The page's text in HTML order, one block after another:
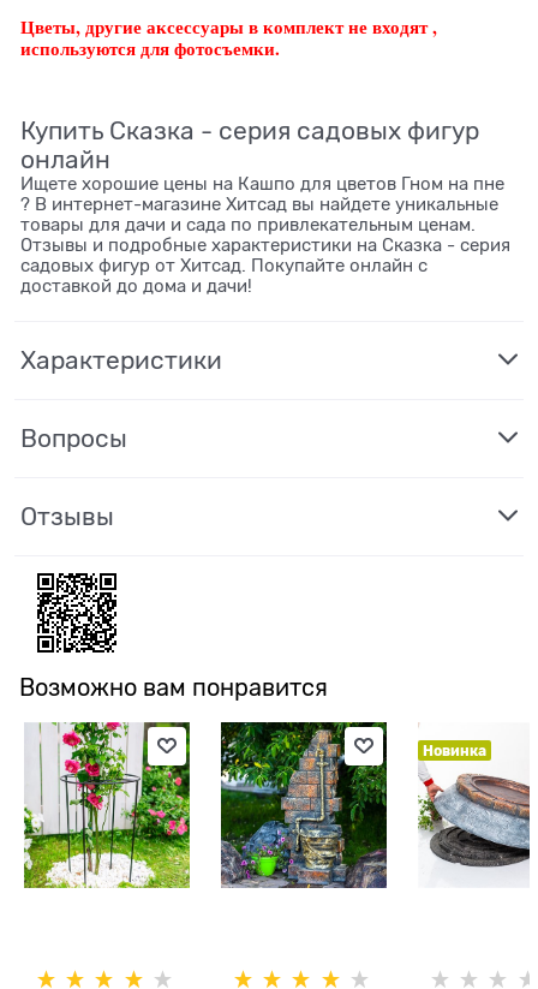
Цветы, другие аксессуары в комплект не входят ,
используются для фотосъемки.
Купить Сказка - серия садовых фигур
онлайн
Ищете хорошие цены на Кашпо для цветов Гном на пне
? В интернет-магазине Хитсад вы найдете уникальные
товары для дачи и сада по привлекательным ценам.
Отзывы и подробные характеристики на Сказка - серия
садовых фигур от Хитсад. Покупайте онлайн с
доставкой до дома и дачи!
Характеристики
Вопросы
Отзывы
Возможно вам понравится
Новинка